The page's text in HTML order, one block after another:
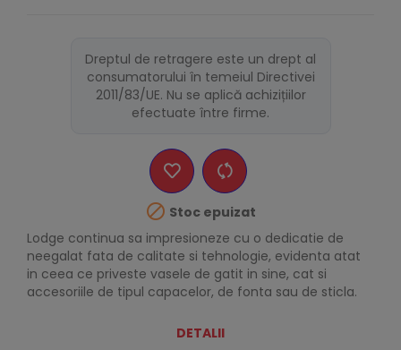
Dreptul de retragere este un drept al
consumatorului în temeiul Directivei
2011/83/UE. Nu se aplică achizițiilor
efectuate între firme.
 Stoc epuizat
Lodge continua sa impresioneze cu o dedicatie de
neegalat fata de calitate si tehnologie, evidenta atat
in ceea ce priveste vasele de gatit in sine, cat si
accesoriile de tipul capacelor, de fonta sau de sticla.
DETALII